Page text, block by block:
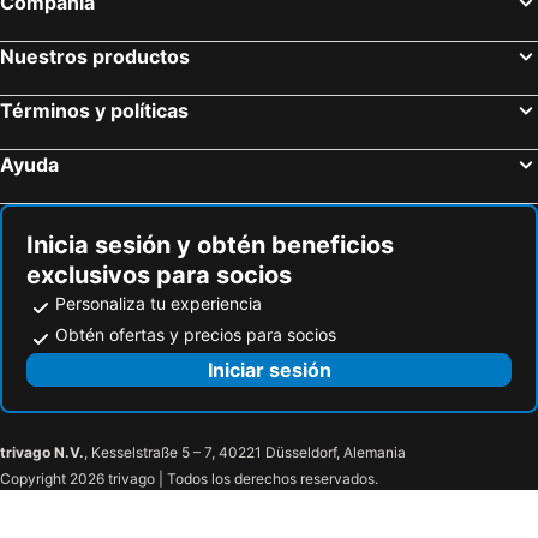
Nuestros productos
Términos y políticas
Ayuda
Inicia sesión y obtén beneficios
exclusivos para socios
Personaliza tu experiencia
Obtén ofertas y precios para socios
Iniciar sesión
trivago N.V., Kesselstraße 5 – 7, 40221 Düsseldorf, Alemania
Copyright 2026 trivago | Todos los derechos reservados.